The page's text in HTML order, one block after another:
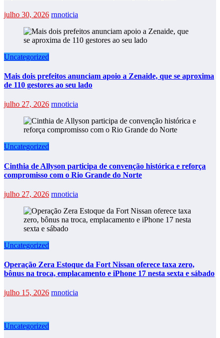
julho 30, 2026 rnnoticia
Uncategorized
Mais dois prefeitos anunciam apoio a Zenaide, que se aproxima
de 110 gestores ao seu lado
julho 27, 2026 rnnoticia
Uncategorized
Cinthia de Allyson participa de convenção histórica e reforça
compromisso com o Rio Grande do Norte
julho 27, 2026 rnnoticia
Uncategorized
Operação Zera Estoque da Fort Nissan oferece taxa zero,
bônus na troca, emplacamento e iPhone 17 nesta sexta e sábado
julho 15, 2026 rnnoticia
Uncategorized